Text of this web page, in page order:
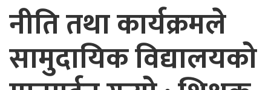
नीति तथा कार्यक्रमले
सामुदायिक विद्यालयको